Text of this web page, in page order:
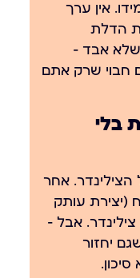
אין ערך
הדלת
אבד —
חבוי שרק אתם
בלי
הצילינדר. אחר
(יצירת עותק
אבל —
יחזור